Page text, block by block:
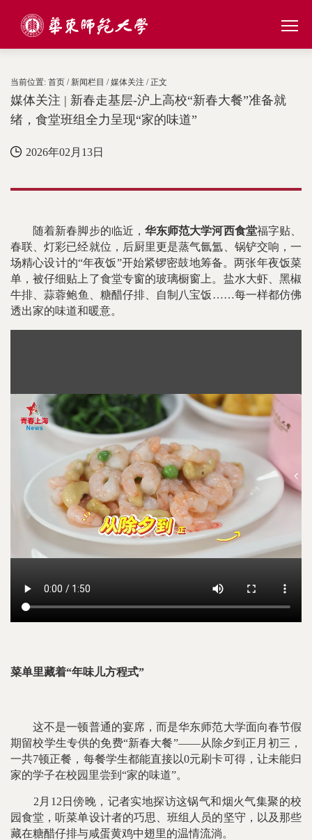
当前位置: 首页 / 新闻栏目 /媒体关注 / 正文
媒体关注 | 新春走基层-沪上高校“新春大餐”准备就
绪，食堂班组全力呈现“家的味道”
2026年02月13日
随着新春脚步的临近， 华东师范大学河西食堂福字贴、
春联、灯彩已经就位，后厨里更是蒸气氤氲、锅铲交响，一
场精心设计的“年夜饭”开始紧锣密鼓地筹备。两张年夜饭菜
单，被仔细贴上了食堂专窗的玻璃橱窗上。盐水大虾、黑椒
牛排、蒜蓉鲍鱼、糖醋仔排、自制八宝饭……每一样都仿佛
透出家的味道和暖意。
菜单里藏着“年味儿方程式”
这不是一顿普通的宴席，而是华东师范大学面向春节假
期留校学生专供的免费“新春大餐”——从除夕到正月初三，
一共7顿正餐，每餐学生都能直接以0元刷卡可得，让未能归
家的学子在校园里尝到“家的味道”。
2月12日傍晚，记者实地探访这锅气和烟火气集聚的校
园食堂，听菜单设计者的巧思、班组人员的坚守，以及那些
藏在糖醋仔排与咸蛋黄鸡中翅里的温情流淌。